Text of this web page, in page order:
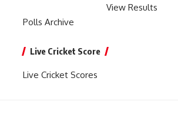
View Results
Polls Archive
Live Cricket Score
Live Cricket Scores